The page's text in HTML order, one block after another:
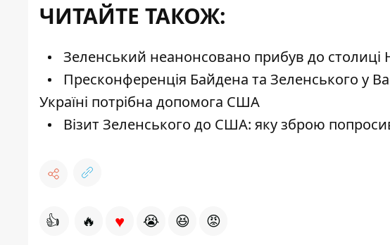
ЧИТАЙТЕ ТАКОЖ:
Зеленський неанонсовано прибув до столиці
Пресконференція Байдена та Зеленського у
Україні потрібна допомога США
Візит Зеленського до США: яку зброю
👍 🔥 ♥ 😭 😆 😡